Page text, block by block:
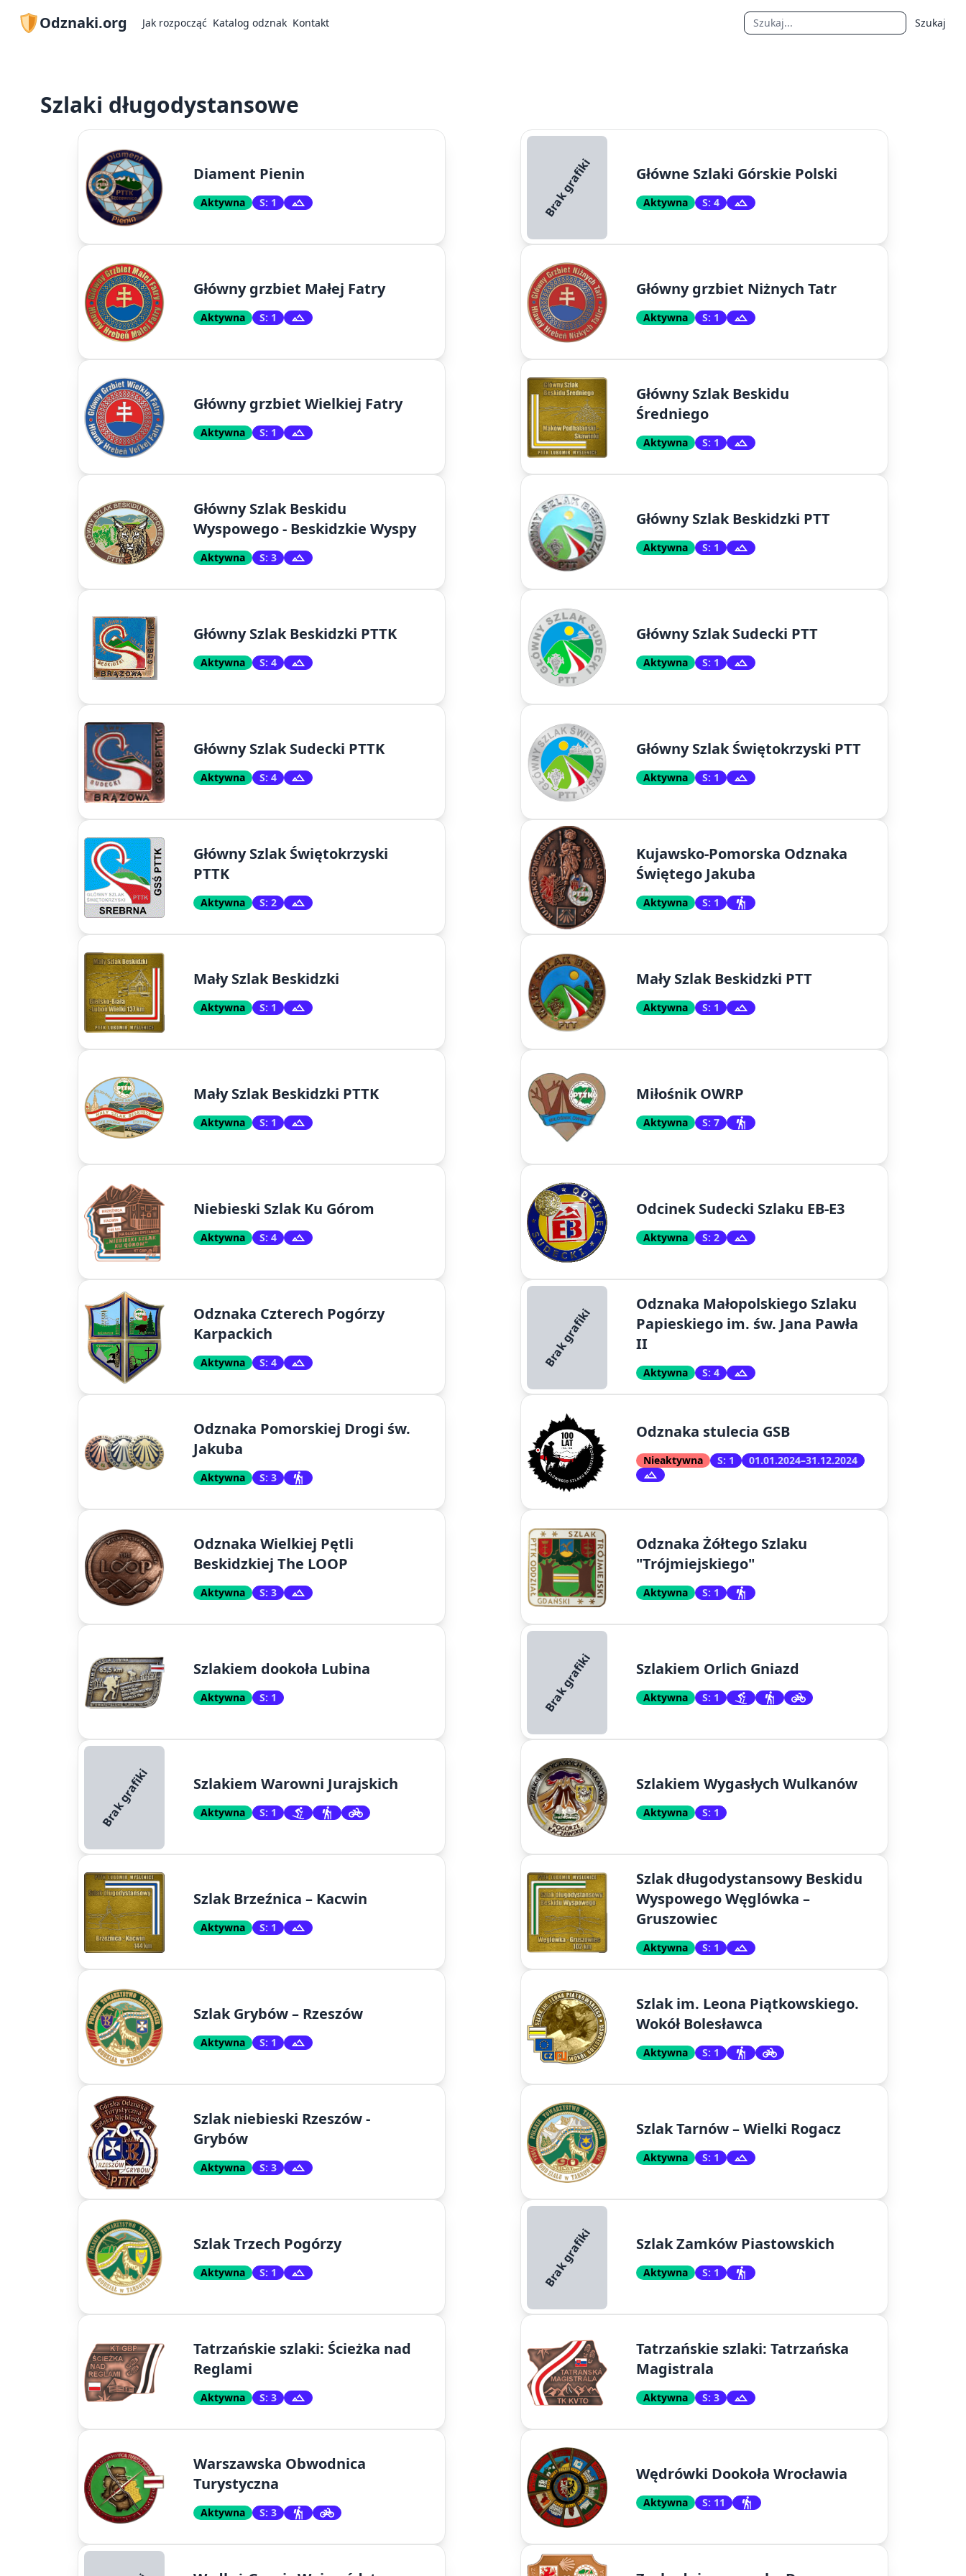
Odznaki.org Jak rozpocząć Katalog odznak Kontakt Szukaj
Szlaki długodystansowe
Diament Pienin
Aktywna S: 1 Brak grafiki Główne Szlaki Górskie Polski
Aktywna S: 4
Główny grzbiet Małej Fatry
Aktywna S: 1
Główny grzbiet Niżnych Tatr
Aktywna S: 1
Główny grzbiet Wielkiej Fatry
Aktywna S: 1
Główny Szlak Beskidu
Średniego
Aktywna S: 1
Główny Szlak Beskidu
Wyspowego - Beskidzkie Wyspy
Aktywna S: 3
Główny Szlak Beskidzki PTT
Aktywna S: 1
Główny Szlak Beskidzki PTTK
Aktywna S: 4
Główny Szlak Sudecki PTT
Aktywna S: 1
Główny Szlak Sudecki PTTK
Aktywna S: 4
Główny Szlak Świętokrzyski PTT
Aktywna S: 1
Główny Szlak Świętokrzyski
PTTK
Aktywna S: 2
Kujawsko-Pomorska Odznaka
Świętego Jakuba
Aktywna S: 1
Mały Szlak Beskidzki
Aktywna S: 1
Mały Szlak Beskidzki PTT
Aktywna S: 1
Mały Szlak Beskidzki PTTK
Aktywna S: 1
Miłośnik OWRP
Aktywna S: 7
Niebieski Szlak Ku Górom
Aktywna S: 4
Odcinek Sudecki Szlaku EB-E3
Aktywna S: 2
Odznaka Czterech Pogórzy
Karpackich
Aktywna S: 4 Brak grafiki
Odznaka Małopolskiego Szlaku
Papieskiego im. św. Jana Pawła
II
Aktywna S: 4
Odznaka Pomorskiej Drogi św.
Jakuba
Aktywna S: 3
Odznaka stulecia GSB
Nieaktywna S: 1 01.01.2024–31.12.2024
Odznaka Wielkiej Pętli
Beskidzkiej The LOOP
Aktywna S: 3
Odznaka Żółtego Szlaku
"Trójmiejskiego"
Aktywna S: 1
Szlakiem dookoła Lubina
Aktywna S: 1 Brak grafiki Szlakiem Orlich Gniazd
Aktywna S: 1
Brak grafiki Szlakiem Warowni Jurajskich
Aktywna S: 1
Szlakiem Wygasłych Wulkanów
Aktywna S: 1
Szlak Brzeźnica – Kacwin
Aktywna S: 1
Szlak długodystansowy Beskidu
Wyspowego Węglówka –
Gruszowiec
Aktywna S: 1
Szlak Grybów – Rzeszów
Aktywna S: 1
Szlak im. Leona Piątkowskiego.
Wokół Bolesławca
Aktywna S: 1
Szlak niebieski Rzeszów -
Grybów
Aktywna S: 3
Szlak Tarnów – Wielki Rogacz
Aktywna S: 1
Szlak Trzech Pogórzy
Aktywna S: 1 Brak grafiki Szlak Zamków Piastowskich
Aktywna S: 1
Tatrzańskie szlaki: Ścieżka nad
Reglami
Aktywna S: 3
Tatrzańskie szlaki: Tatrzańska
Magistrala
Aktywna S: 3
Warszawska Obwodnica
Turystyczna
Aktywna S: 3
Wędrówki Dookoła Wrocławia
Aktywna S: 11